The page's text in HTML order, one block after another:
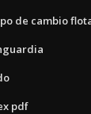
de cambio
pdf